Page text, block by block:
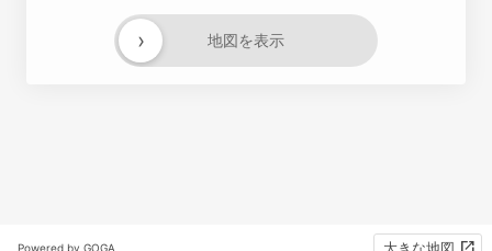
地図を表示
›
Powered by GOGA 大きな地図